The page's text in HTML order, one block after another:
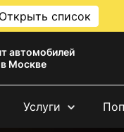
Открыть список
автомобилей
Москве
Услуги